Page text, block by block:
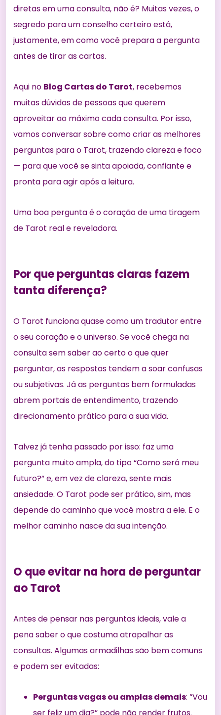
diretas em uma consulta, não é? Muitas vezes, o
segredo para um conselho certeiro está,
justamente, em como você prepara a pergunta
antes de tirar as cartas.
Aqui no Blog Cartas do Tarot, recebemos
muitas dúvidas de pessoas que querem
aproveitar ao máximo cada consulta. Por isso,
vamos conversar sobre como criar as melhores
perguntas para o Tarot, trazendo clareza e foco
— para que você se sinta apoiada, confiante e
pronta para agir após a leitura.
Uma boa pergunta é o coração de uma tiragem
de Tarot real e reveladora.
Por que perguntas claras fazem
tanta diferença?
O Tarot funciona quase como um tradutor entre
o seu coração e o universo. Se você chega na
consulta sem saber ao certo o que quer
perguntar, as respostas tendem a soar confusas
ou subjetivas. Já as perguntas bem formuladas
abrem portais de entendimento, trazendo
direcionamento prático para a sua vida.
Talvez já tenha passado por isso: faz uma
pergunta muito ampla, do tipo “Como será meu
futuro?” e, em vez de clareza, sente mais
ansiedade. O Tarot pode ser prático, sim, mas
depende do caminho que você mostra a ele. E o
melhor caminho nasce da sua intenção.
O que evitar na hora de perguntar
ao Tarot
Antes de pensar nas perguntas ideais, vale a
pena saber o que costuma atrapalhar as
consultas. Algumas armadilhas são bem comuns
e podem ser evitadas:
Perguntas vagas ou amplas demais: “Vou
ser feliz um dia?” pode não render frutos.